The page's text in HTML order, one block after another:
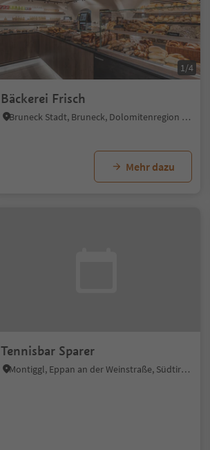
1/4
Bäckerei Frisch
Bruneck Stadt, Bruneck, Dolomitenregion Kronplatz
Mehr dazu
Tennisbar Sparer
Montiggl, Eppan an der Weinstraße, Südtiroler Weinstraße